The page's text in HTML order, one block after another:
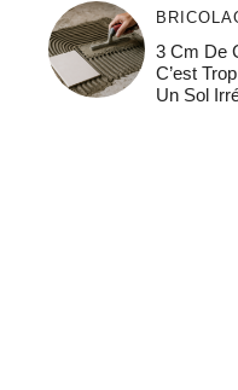
3 Cm De
C’est
Un Sol